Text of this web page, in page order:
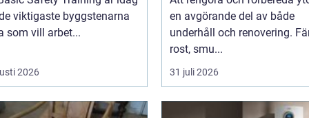
viktigaste byggstenarna
som vill arbet...
2026
en avgörande del av både
underhåll och renovering.
rost, smu...
31 juli 2026